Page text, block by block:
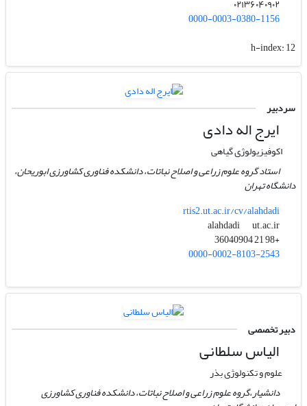
0000-0003-0380-1156
h-index:12
سردبیر
ایرج اله دادی
اکوفیزیولوژی گیاهی
استاد گروه علوم زراعی و اصلاح نباتات، دانشکده فناوری کشاورزی ابوریحان،
دانشگاه تهران
rtis2.ut.ac.ir/cv/alahdadi
alahdadi
ut.ac.ir
+98 21 36040904
0000-0002-8103-2543
دبیر تخصصی
الیاس سلطانی
علوم و تکنولوژی بذر
دانشیار،گروه علوم زراعی و اصلاح نباتات، دانشکده فناوری کشاورزی